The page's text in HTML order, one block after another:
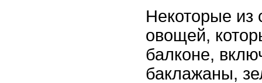
Некоторые
овощей,
балконе,
баклажаны,